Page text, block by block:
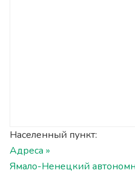
Населенный пункт:
Адреса »
Ямало-Ненецкий